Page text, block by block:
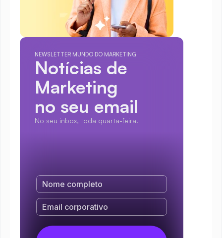
NEWSLETTER MUNDO DO MARKETING
Notícias de
Marketing
no seu email
No seu inbox, toda quarta-feira.